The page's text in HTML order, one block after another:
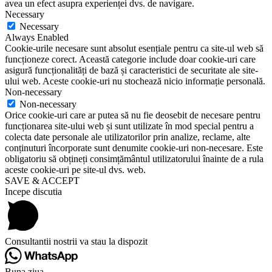
avea un efect asupra experienței dvs. de navigare.
Necessary
Necessary
Always Enabled
Cookie-urile necesare sunt absolut esențiale pentru ca site-ul web să
funcționeze corect. Această categorie include doar cookie-uri care
asigură funcționalități de bază și caracteristici de securitate ale site-
ului web. Aceste cookie-uri nu stochează nicio informație personală.
Non-necessary
Non-necessary
Orice cookie-uri care ar putea să nu fie deosebit de necesare pentru
funcționarea site-ului web și sunt utilizate în mod special pentru a
colecta date personale ale utilizatorilor prin analize, reclame, alte
conținuturi încorporate sunt denumite cookie-uri non-necesare. Este
obligatoriu să obțineți consimțământul utilizatorului înainte de a rula
aceste cookie-uri pe site-ul dvs. web.
SAVE & ACCEPT
Incepe discutia
Consultantii nostrii va stau la dispozit